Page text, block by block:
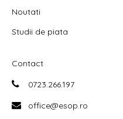
Noutati
Studii de piata
Contact
0723.266.197
office@esop.ro